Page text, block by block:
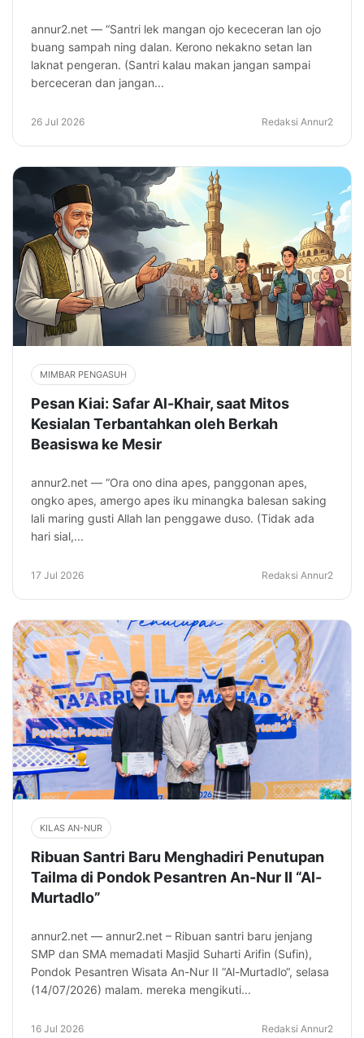
annur2.net — “Santri lek mangan ojo kececeran lan ojo
buang sampah ning dalan. Kerono nekakno setan lan
laknat pengeran. (Santri kalau makan jangan sampai
berceceran dan jangan...
26 Jul 2026 Redaksi Annur2
MIMBAR PENGASUH
Pesan Kiai: Safar Al-Khair, saat Mitos
Kesialan Terbantahkan oleh Berkah
Beasiswa ke Mesir
annur2.net — “Ora ono dina apes, panggonan apes,
ongko apes, amergo apes iku minangka balesan saking
lali maring gusti Allah lan penggawe duso. (Tidak ada
hari sial,...
17 Jul 2026 Redaksi Annur2
KILAS AN-NUR
Ribuan Santri Baru Menghadiri Penutupan
Tailma di Pondok Pesantren An-Nur II “Al-
Murtadlo”
annur2.net — annur2.net – Ribuan santri baru jenjang
SMP dan SMA memadati Masjid Suharti Arifin (Sufin),
Pondok Pesantren Wisata An-Nur II “Al-Murtadlo“, selasa
(14/07/2026) malam. mereka mengikuti...
16 Jul 2026 Redaksi Annur2